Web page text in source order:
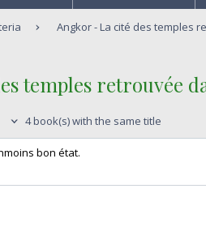
Angkor - La cité des temples
temples retrouvée
4 book(s) with the same title
bon état.